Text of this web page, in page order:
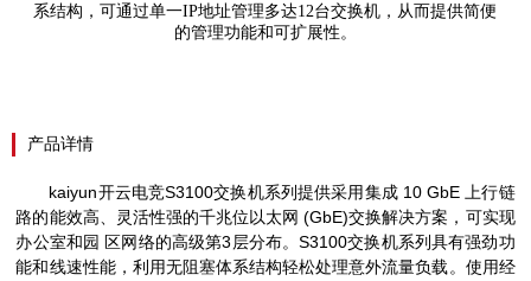
系结构，可通过单一IP地址管理多达12台交换机，从而提供简便
的管理功能和可扩展性。
产品详情
kaiyun开云电竞S3100交换机系列提供采用集成10 GbE 上行链
路的能效高、灵活性强的千兆位以太网 (GbE)交换解决方案，可实现
办公室和园 区网络的高级第3 层分布。S3100交换机系列具有强劲功
能和线速性能，利用无阻塞体系结构轻松处理意外流量负载 。使用经